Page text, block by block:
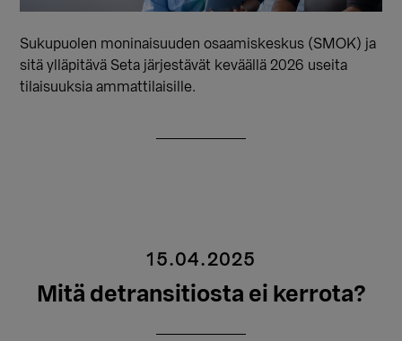
Sukupuolen moninaisuuden osaamiskeskus (SMOK) ja
sitä ylläpitävä Seta järjestävät keväällä 2026 useita
tilaisuuksia ammattilaisille.
15.04.2025
Mitä detransitiosta ei kerrota?